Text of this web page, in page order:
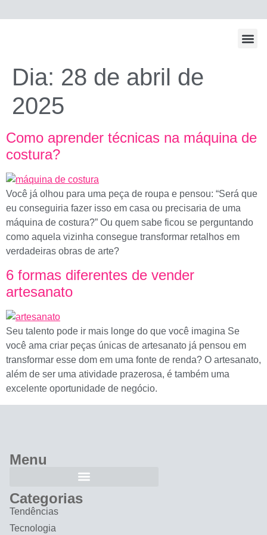
Dia: 28 de abril de
2025
Como aprender técnicas na máquina de
costura?
Você já olhou para uma peça de roupa e pensou: “Será que
eu conseguiria fazer isso em casa ou precisaria de uma
máquina de costura?” Ou quem sabe ficou se perguntando
como aquela vizinha consegue transformar retalhos em
verdadeiras obras de arte?
6 formas diferentes de vender
artesanato
Seu talento pode ir mais longe do que você imagina Se
você ama criar peças únicas de artesanato já pensou em
transformar esse dom em uma fonte de renda? O artesanato,
além de ser uma atividade prazerosa, é também uma
excelente oportunidade de negócio.
Menu
Categorias
Tendências
Tecnologia